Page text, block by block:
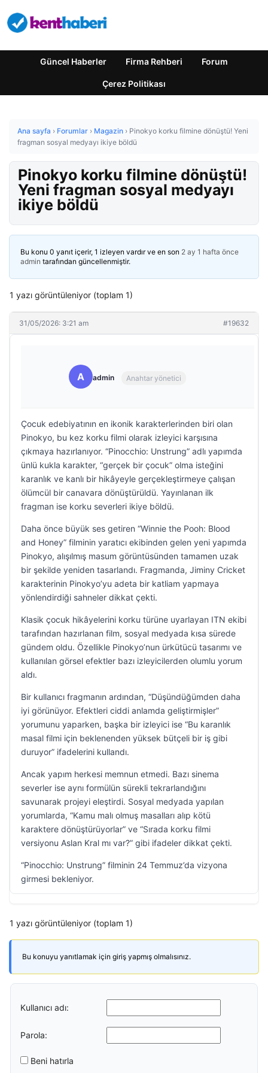
Güncel Haberler Firma Rehberi Forum
Çerez Politikası
Ana sayfa › Forumlar › Magazin › Pinokyo korku filmine dönüştü! Yeni
fragman sosyal medyayı ikiye böldü
Pinokyo korku filmine dönüştü!
Yeni fragman sosyal medyayı
ikiye böldü
Bu konu 0 yanıt içerir, 1 izleyen vardır ve en son 2 ay 1 hafta önce
admin tarafından güncellenmiştir.
1 yazı görüntüleniyor (toplam 1)
31/05/2026: 3:21 am #19632
A admin Anahtar yönetici
Çocuk edebiyatının en ikonik karakterlerinden biri olan
Pinokyo, bu kez korku filmi olarak izleyici karşısına
çıkmaya hazırlanıyor. “Pinocchio: Unstrung” adlı yapımda
ünlü kukla karakter, “gerçek bir çocuk” olma isteğini
karanlık ve kanlı bir hikâyeyle gerçekleştirmeye çalışan
ölümcül bir canavara dönüştürüldü. Yayınlanan ilk
fragman ise korku severleri ikiye böldü.
Daha önce büyük ses getiren “Winnie the Pooh: Blood
and Honey” filminin yaratıcı ekibinden gelen yeni yapımda
Pinokyo, alışılmış masum görüntüsünden tamamen uzak
bir şekilde yeniden tasarlandı. Fragmanda, Jiminy Cricket
karakterinin Pinokyo’yu adeta bir katliam yapmaya
yönlendirdiği sahneler dikkat çekti.
Klasik çocuk hikâyelerini korku türüne uyarlayan ITN ekibi
tarafından hazırlanan film, sosyal medyada kısa sürede
gündem oldu. Özellikle Pinokyo’nun ürkütücü tasarımı ve
kullanılan görsel efektler bazı izleyicilerden olumlu yorum
aldı.
Bir kullanıcı fragmanın ardından, “Düşündüğümden daha
iyi görünüyor. Efektleri ciddi anlamda geliştirmişler”
yorumunu yaparken, başka bir izleyici ise “Bu karanlık
masal filmi için beklenenden yüksek bütçeli bir iş gibi
duruyor” ifadelerini kullandı.
Ancak yapım herkesi memnun etmedi. Bazı sinema
severler ise aynı formülün sürekli tekrarlandığını
savunarak projeyi eleştirdi. Sosyal medyada yapılan
yorumlarda, “Kamu malı olmuş masalları alıp kötü
karaktere dönüştürüyorlar” ve “Sırada korku filmi
versiyonu Aslan Kral mı var?” gibi ifadeler dikkat çekti.
“Pinocchio: Unstrung” filminin 24 Temmuz’da vizyona
girmesi bekleniyor.
1 yazı görüntüleniyor (toplam 1)
Bu konuyu yanıtlamak için giriş yapmış olmalısınız.
Kullanıcı adı:
Parola:
Beni hatırla